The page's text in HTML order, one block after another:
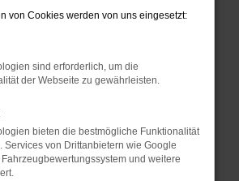
Browsererweiterungen.
bestimmter Seiten
die Seite in einem
oder in einem privaten
Gerät neu.
helfen, vorübergehende
beheben.
von Cookies werden von uns eingesetzt:
sind erforderlich, um die
der Webseite zu gewährleisten.
bieten die bestmögliche Funktionalität
Services von Drittanbietern wie Google
Fahrzeugbewertungssystem und weitere